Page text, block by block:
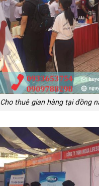
Cho thuê gian hàng tại đồng